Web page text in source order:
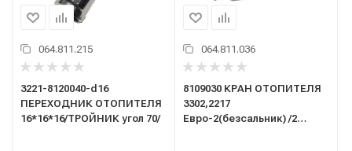
064.811.215
3221-8120040-d16
ПЕРЕХОДНИК ОТОПИТЕЛЯ
16*16*16/ТРОЙНИК угол 70/
064.811.036
8109030 КРАН ОТОПИТЕЛЯ
3302,2217
Евро-2(безсальник) /2